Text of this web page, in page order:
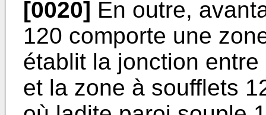
[0020] En outre,
120 comporte une
établit la jonction
et la zone à soufflets